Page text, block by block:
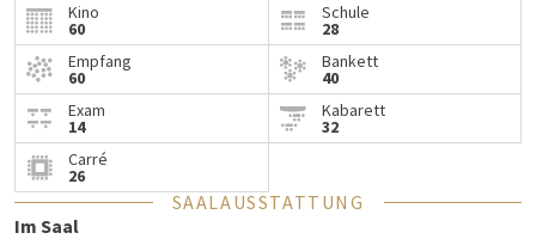
Kino
60
Schule
28
Empfang
60
Bankett
40
Exam
14
Kabarett
32
Carré
26
SAALAUSSTATTUNG
Im Saal